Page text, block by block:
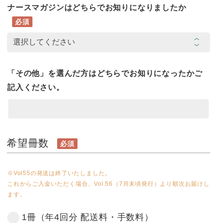
ナースマガジンはどちらでお知りになりましたか
必須
「その他」を選んだ方はどちらでお知りになったかご
記入ください。
希望冊数 必須
※Vol55の発送は終了いたしました。
これからご入金いただく場合、Vol.56（7月末頃発行）より順次お届けし
ます。
1冊（年4回分 配送料・手数料）